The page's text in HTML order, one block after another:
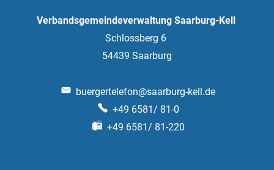
Verbandsgemeindeverwaltung Saarburg-Kell
Schlossberg 6
54439 Saarburg
buergertelefon@saarburg-kell.de
+49 6581/ 81-0
+49 6581/ 81-220